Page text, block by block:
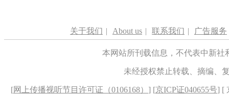
关于我们 | About us | 联系我们 | 广告服务
本网站所刊载信息，不代表中新
未经授权禁止转载、摘编、
[网上传播视听节目许可证（0106168） ] [京ICP证040655号] [